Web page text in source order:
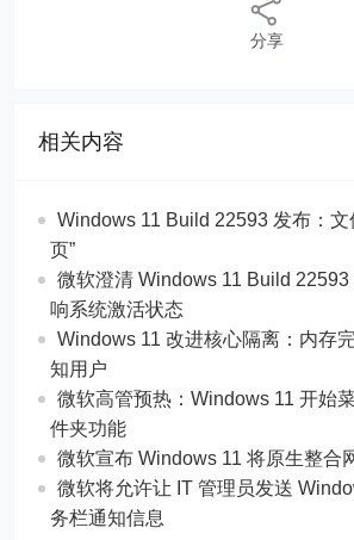
分享
相关内容
Windows 11 Build 22593 发布：文
页”
微软澄清 Windows 11 Build
响系统激活状态
Windows 11 改进核心隔离：内存
知用户
微软高管预热：Windows 11 开始
件夹功能
微软宣布 Windows 11 将原生整合
微软将允许让 IT 管理员发送
务栏通知信息